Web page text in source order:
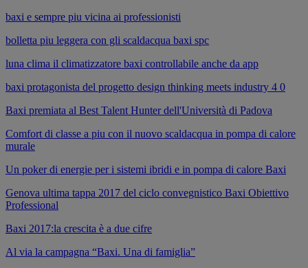
baxi e sempre piu vicina ai professionisti
bolletta piu leggera con gli scaldacqua baxi spc
luna clima il climatizzatore baxi controllabile anche da app
baxi protagonista del progetto design thinking meets industry 4 0
Baxi premiata al Best Talent Hunter dell'Università di Padova
Comfort di classe a piu con il nuovo scaldacqua in pompa di calore
murale
Un poker di energie per i sistemi ibridi e in pompa di calore Baxi
Genova ultima tappa 2017 del ciclo convegnistico Baxi Obiettivo
Professional
Baxi 2017:la crescita è a due cifre
Al via la campagna “Baxi. Una di famiglia”